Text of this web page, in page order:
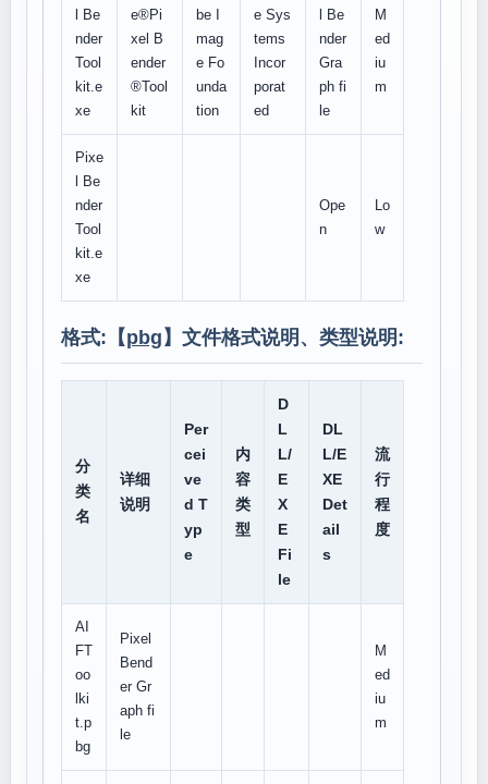
l Be
nder
Tool
kit.e
xe
e®Pi
xel B
ender
®Tool
kit
be I
mag
e Fo
unda
tion
e Sys
tems
Incor
porat
ed
l Be
nder
Gra
ph fi
le
M
ed
iu
m
Pixe
l Be
nder
Tool
kit.e
xe
Ope
n
Lo
w
格式:【pbg 】文件格式说明、类型说明:
分
类
名
详细
说明
Per
cei
ve
d T
yp
e
内
容
类
型
D
L
L/
E
X
E
Fi
le
DL
L/E
XE
Det
ail
s
流
行
程
度
AI
FT
oo
lki
t.p
bg
Pixel
Bend
er Gr
aph fi
le
M
ed
iu
m